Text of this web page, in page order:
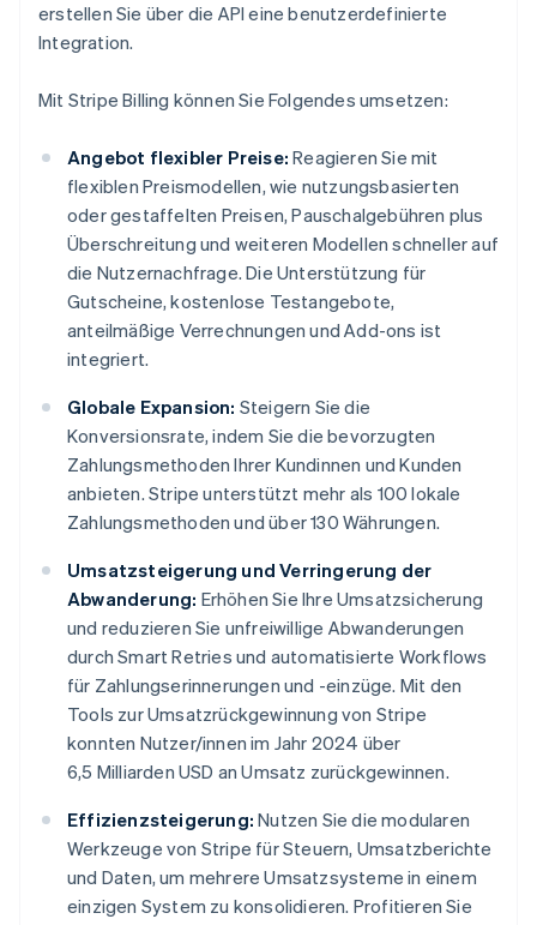
erstellen Sie über die API eine benutzerdefinierte
Integration.
Mit Stripe Billing können Sie Folgendes umsetzen:
Angebot flexibler Preise: Reagieren Sie mit
flexiblen Preismodellen, wie nutzungsbasierten
oder gestaffelten Preisen, Pauschalgebühren plus
Überschreitung und weiteren Modellen schneller auf
die Nutzernachfrage. Die Unterstützung für
Gutscheine, kostenlose Testangebote,
anteilmäßige Verrechnungen und Add-ons ist
integriert.
Globale Expansion: Steigern Sie die
Konversionsrate, indem Sie die bevorzugten
Zahlungsmethoden Ihrer Kundinnen und Kunden
anbieten. Stripe unterstützt mehr als 100 lokale
Zahlungsmethoden und über 130 Währungen.
Umsatzsteigerung und Verringerung der
Abwanderung: Erhöhen Sie Ihre Umsatzsicherung
und reduzieren Sie unfreiwillige Abwanderungen
durch Smart Retries und automatisierte Workflows
für Zahlungserinnerungen und -einzüge. Mit den
Tools zur Umsatzrückgewinnung von Stripe
konnten Nutzer/innen im Jahr 2024 über
6,5 Milliarden USD an Umsatz zurückgewinnen.
Effizienzsteigerung: Nutzen Sie die modularen
Werkzeuge von Stripe für Steuern, Umsatzberichte
und Daten, um mehrere Umsatzsysteme in einem
einzigen System zu konsolidieren. Profitieren Sie